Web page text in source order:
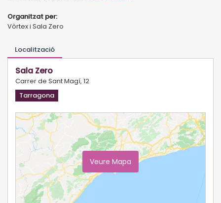
Organitzat per:
Vòrtex i Sala Zero
Localització
Sala Zero
Carrer de Sant Magí, 12
Tarragona
Veure Mapa